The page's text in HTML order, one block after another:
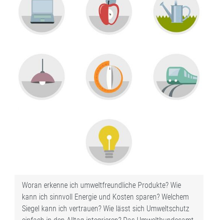
Woran erkenne ich umweltfreundliche Produkte? Wie
kann ich sinnvoll Energie und Kosten sparen? Welchem
Siegel kann ich vertrauen? Wie lässt sich Umweltschutz